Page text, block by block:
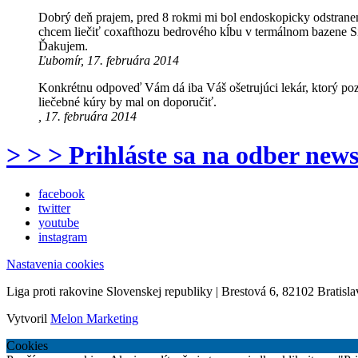
Dobrý deň prajem, pred 8 rokmi mi bol endoskopicky
chcem liečiť coxafthozu bedrového kĺbu v termálnom bazene
Ďakujem.
Ľubomír, 17. februára 2014
Konkrétnu odpoveď Vám dá iba Váš ošetrujúci lekár, ktorý
liečebné kúry by mal on doporučiť.
, 17. februára 2014
> > > Prihláste sa na odber
facebook
twitter
youtube
instagram
Nastavenia cookies
Liga proti rakovine Slovenskej republiky | Brestová 6, 82102
Vytvoril Melon Marketing
Cookies